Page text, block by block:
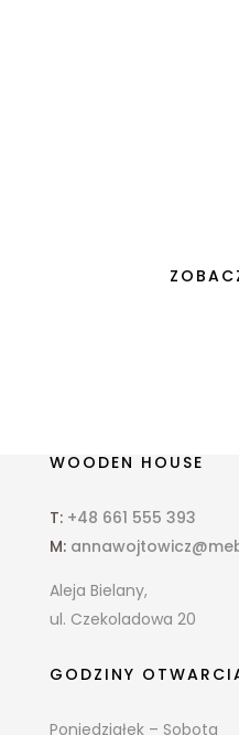
WOODEN HOUSE
T: +48 661 555 393
M:
Aleja Bielany,
ul. Czekoladowa 20
GODZINY
Poniedziałek – Sobota